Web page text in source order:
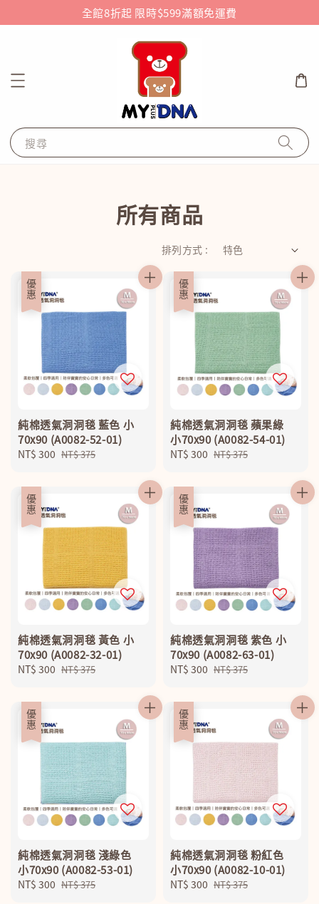
全館8折起 限時$599滿額免運費
搜尋
所有商品
排列方式 :
優惠
純棉透氣洞洞毯 藍色 小
70x90 (A0082-52-01)
Sale
NT$ 300 Regular
NT$ 375
優惠
純棉透氣洞洞毯 蘋果綠
小70x90 (A0082-54-01)
Sale
NT$ 300 Regular
NT$ 375
優惠
純棉透氣洞洞毯 黃色 小
70x90 (A0082-32-01)
Sale
NT$ 300 Regular
NT$ 375
優惠
純棉透氣洞洞毯 紫色 小
70x90 (A0082-63-01)
Sale
NT$ 300 Regular
NT$ 375
優惠
純棉透氣洞洞毯 淺綠色
小70x90 (A0082-53-01)
Sale
NT$ 300 Regular
NT$ 375
優惠
純棉透氣洞洞毯 粉紅色
小70x90 (A0082-10-01)
Sale
NT$ 300 Regular
NT$ 375